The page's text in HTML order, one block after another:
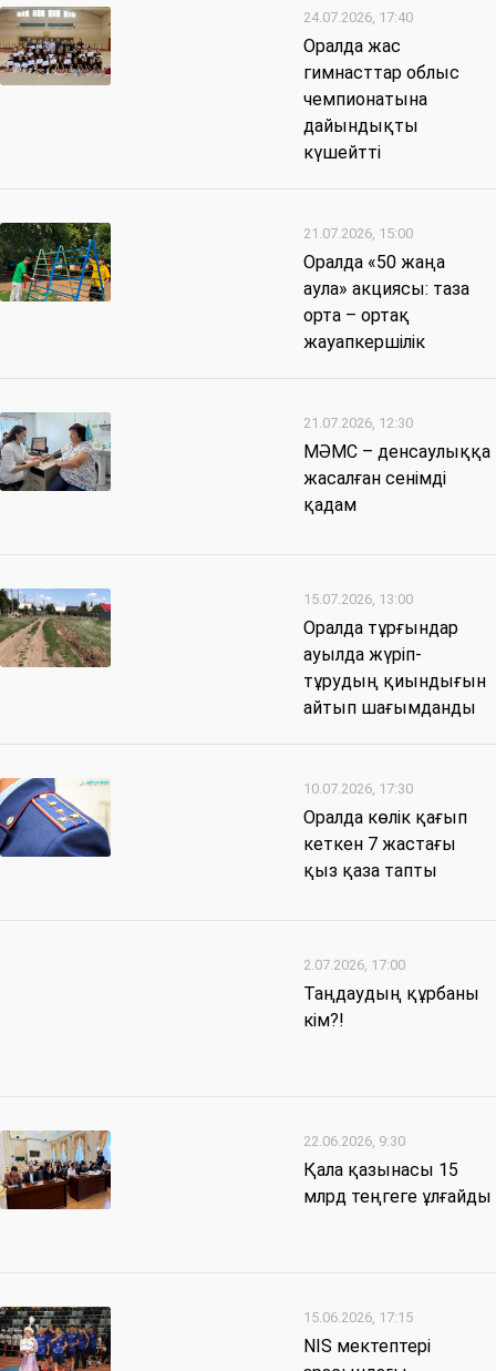
24.07.2026, 17:40
Оралда жас
гимнасттар облыс
чемпионатына
дайындықты
күшейтті
21.07.2026, 15:00
Оралда «50 жаңа
аула» акциясы: таза
орта – ортақ
жауапкершілік
21.07.2026, 12:30
МӘМС – денсаулыққа
жасалған сенімді
қадам
15.07.2026, 13:00
Оралда тұрғындар
ауылда жүріп-
тұрудың қиындығын
айтып шағымданды
10.07.2026, 17:30
Оралда көлік қағып
кеткен 7 жастағы
қыз қаза тапты
2.07.2026, 17:00
Таңдаудың құрбаны
кім?!
22.06.2026, 9:30
Қала қазынасы 15
млрд теңгеге ұлғайды
15.06.2026, 17:15
NIS мектептері